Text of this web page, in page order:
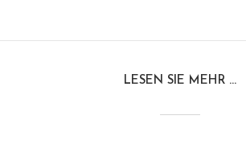
LESEN SIE MEHR ...